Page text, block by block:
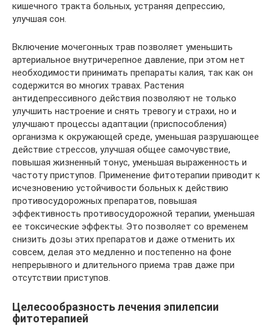
кишечного тракта больных, устраняя депрессию,
улучшая сон.
Включение мочегонных трав позволяет уменьшить
артериальное внутричерепное давление, при этом нет
необходимости принимать препараты калия, так как он
содержится во многих травах. Растения
антидепрессивного действия позволяют не только
улучшить настроение и снять тревогу и страхи, но и
улучшают процессы адаптации (приспособления)
организма к окружающей среде, уменьшая разрушающее
действие стрессов, улучшая общее самочувствие,
повышая жизненный тонус, уменьшая выраженность и
частоту приступов. Применение фитотерапии приводит к
исчезновению устойчивости больных к действию
противосудорожных препаратов, повышая
эффективность противосудорожной терапии, уменьшая
ее токсические эффекты. Это позволяет со временем
снизить дозы этих препаратов и даже отменить их
совсем, делая это медленно и постепенно на фоне
непрерывного и длительного приема трав даже при
отсутствии приступов.
Целесообразность лечения эпилепсии
фитотерапией